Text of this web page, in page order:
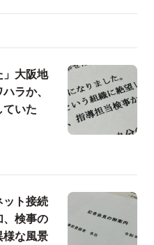
」大阪地
ラか、
いた
ト接続
検事の
な風景